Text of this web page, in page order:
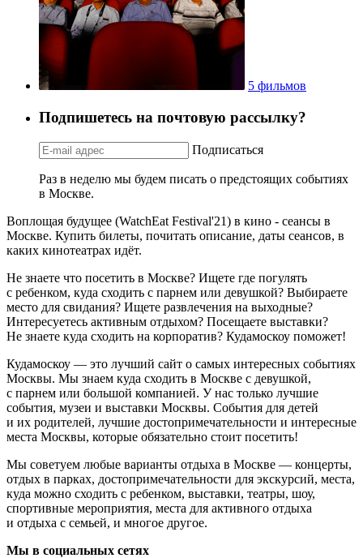
5 фильмов
Подпишетесь на почтовую рассылку?
Подписаться
Раз в неделю мы будем писать о предстоящих событиях
в Москве.
Воплощая будущее (WatchEat Festival'21) в кино - сеансы в
Москве. Купить билеты, почитать описание, даты сеансов, в
каких кинотеатрах идёт.
Не знаете что посетить в Москве? Ищете где погулять
с ребенком, куда сходить с парнем или девушкой? Выбираете
место для свидания? Ищете развлечения на выходные?
Интересуетесь активным отдыхом? Посещаете выставки?
Не знаете куда сходить на корпоратив? Кудамоскоу поможет!
Кудамоскоу — это лучший сайт о самых интересных событиях
Москвы. Мы знаем куда сходить в Москве с девушкой,
с парнем или большой компанией. У нас только лучшие
события, музеи и выставки Москвы. События для детей
и их родителей, лучшие достопримечательности и интересные
места Москвы, которые обязательно стоит посетить!
Мы советуем любые варианты отдыха в Москве — концерты,
отдых в парках, достопримечательности для экскурсий, места,
куда можно сходить с ребенком, выставки, театры, шоу,
спортивные мероприятия, места для активного отдыха
и отдыха с семьей, и многое другое.
Мы в социальных сетях